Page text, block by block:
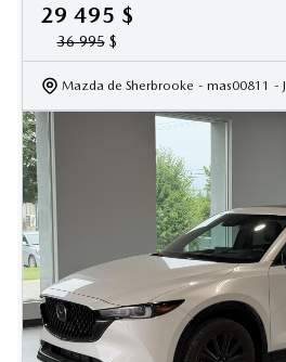
29 495 $
36 995$
Mazda de Sherbrooke - mas00811 -